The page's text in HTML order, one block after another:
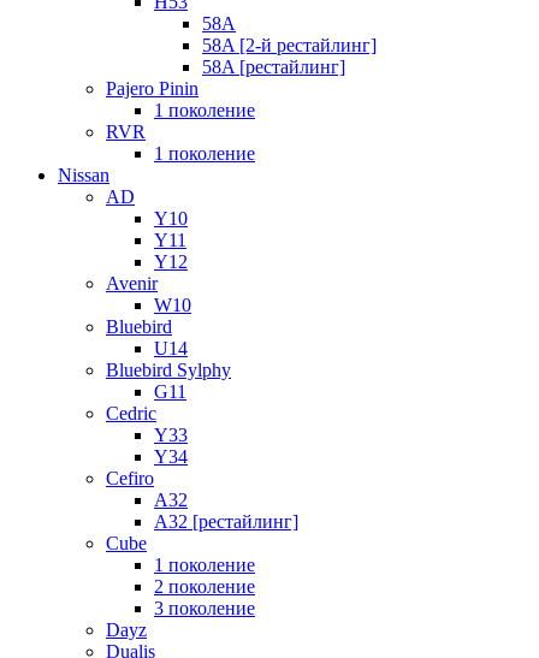
58A
58A [2-й рестайлинг]
58A [рестайлинг]
Pajero Pinin
1 поколение
RVR
1 поколение
Nissan
AD
Y10
Y11
Y12
Avenir
W10
Bluebird
U14
Bluebird Sylphy
G11
Cedric
Y33
Y34
Cefiro
A32
A32 [рестайлинг]
Cube
1 поколение
2 поколение
3 поколение
Dayz
Dualis